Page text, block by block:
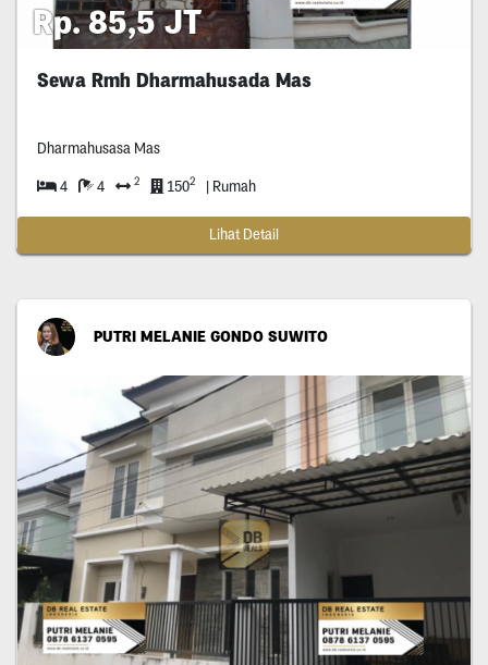
Rp. 85,5 JT
Sewa Rmh Dharmahusada Mas
Dharmahusasa Mas
4 4 2 1502 | Rumah
Lihat Detail
PUTRI MELANIE GONDO SUWITO